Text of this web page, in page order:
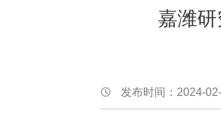
嘉潍研
发布时间：2024-